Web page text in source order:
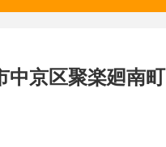
中京区聚楽廻南町